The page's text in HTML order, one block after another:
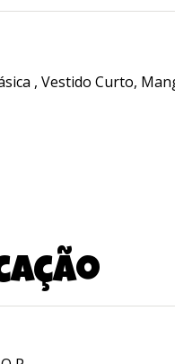
, Vestido Curto,